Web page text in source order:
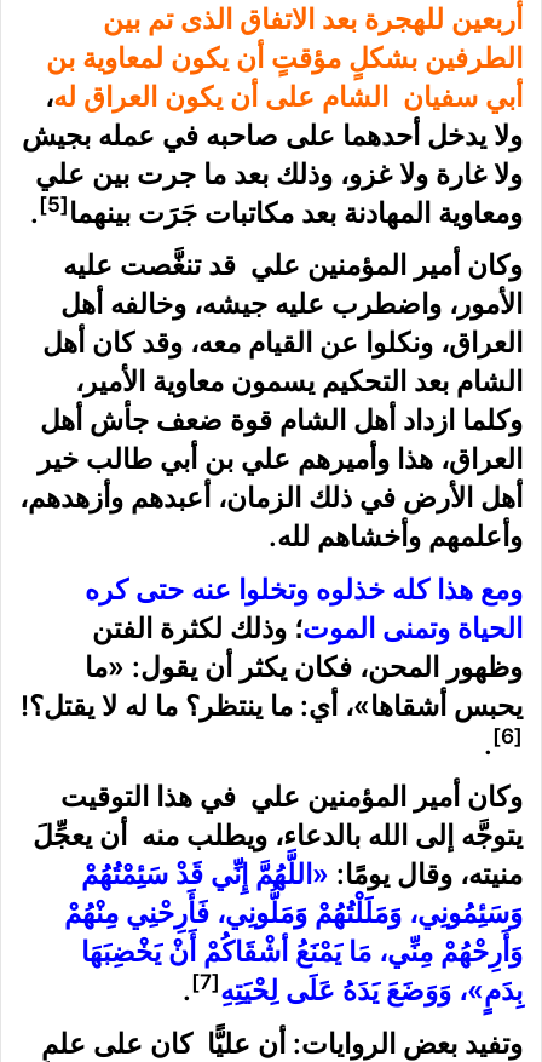
أربعين للهجرة بعد الاتفاق الذى تم بين
الطرفين بشكلٍ مؤقتٍ أن يكون لمعاوية بن
أبي سفيان الشام على أن يكون العراق له،
ولا يدخل أحدهما على صاحبه في عمله بجيش
ولا غارة ولا غزو، وذلك بعد ما جرت بين علي
ومعاوية المهادنة بعد مكاتبات جَرَت بينهما[5]
.
وكان أمير المؤمنين علي قد تنغَّصت عليه
الأمور، واضطرب عليه جيشه، وخالفه أهل
العراق، ونكلوا عن القيام معه، وقد كان أهل
الشام بعد التحكيم يسمون معاوية الأمير،
وكلما ازداد أهل الشام قوة ضعف جأش أهل
العراق، هذا وأميرهم علي بن أبي طالب خير
أهل الأرض في ذلك الزمان، أعبدهم وأزهدهم،
وأعلمهم وأخشاهم لله.
ومع هذا كله خذلوه وتخلوا عنه حتى كره
الحياة وتمنى الموت؛ وذلك لكثرة الفتن
وظهور المحن، فكان يكثر أن يقول: «ما
يحبس أشقاها»، أي: ما ينتظر؟ ما له لا يقتل؟!
[6]
.
وكان أمير المؤمنين علي في هذا التوقيت
يتوجَّه إلى الله بالدعاء، ويطلب منه أن يعجِّلَ
منيته، وقال يومًا: «اللَّهُمَّ إِنِّي قَدْ سَئِمْتُهُمْ
وَسَئِمُونِي، ‌وَمَلَلْتُهُمْ ‌وَمَلُّونِي، فَأَرِحْنِي مِنْهُمْ
وَأَرِحْهُمْ مِنِّي، مَا يَمْنَعُ أشْقَاكُمْ أَنْ يَخْضِبَهَا
بِدَمٍ»، وَوَضَعَ يَدَهُ عَلَى لِحْيَتِهِ[7]
.
وتفيد بعض الروايات: أن عليًّا كان على علمٍ